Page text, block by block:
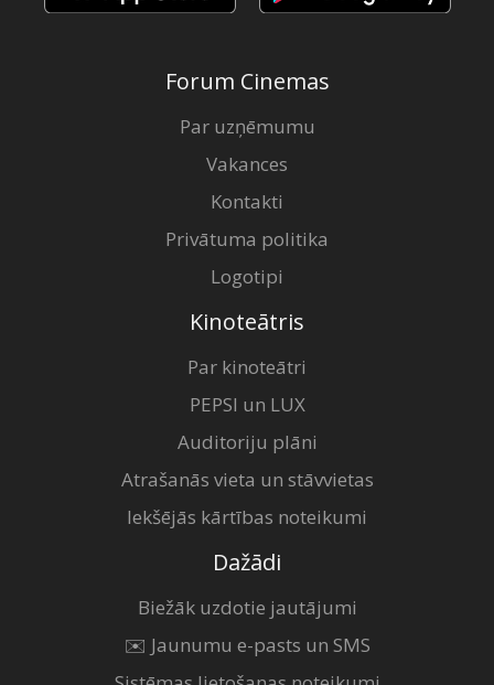
Forum Cinemas
Par uzņēmumu
Vakances
Kontakti
Privātuma politika
Logotipi
Kinoteātris
Par kinoteātri
PEPSI un LUX
Auditoriju plāni
Atrašanās vieta un stāvvietas
Iekšējās kārtības noteikumi
Dažādi
Biežāk uzdotie jautājumi
✉️ Jaunumu e-pasts un SMS